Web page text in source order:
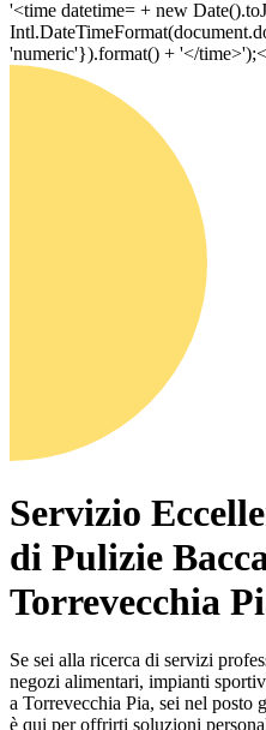
Servizio
di Pulizie
Torrevecchia
Se sei alla ricerca di servizi
negozi alimentari, impianti
a Torrevecchia Pia, sei nel posto
è qui per offrirti soluzioni